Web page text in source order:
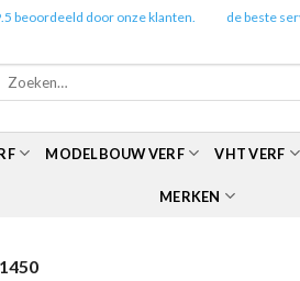
beoordeeld door onze klanten. de beste
Zoeken
MODELBOUW VERF VHT VERF
MERKEN